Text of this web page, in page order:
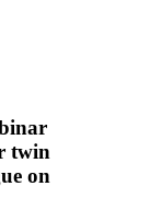
twin
on